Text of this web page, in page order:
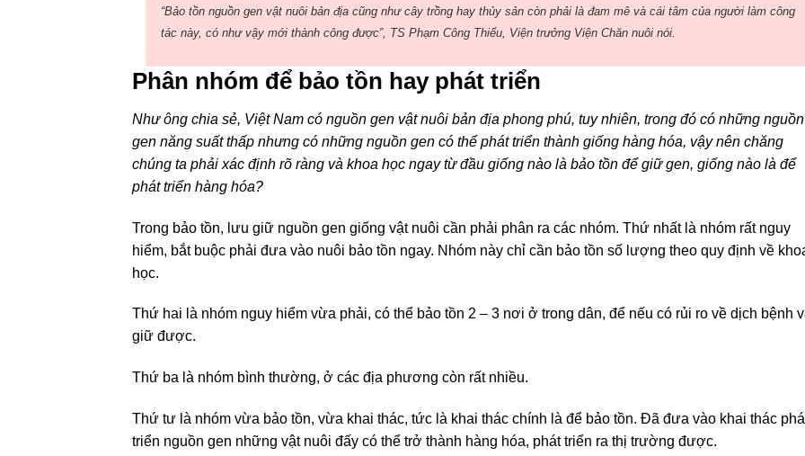
“Bảo tồn nguồn gen vật nuôi bản địa cũng như cây trồng hay thủy sản còn phải là đam mê và cái tâm của người làm công
tác này, có như vậy mới thành công được”, TS Phạm Công Thiếu, Viện trưởng Viện Chăn nuôi nói.
Phân nhóm để bảo tồn hay phát triển
Như ông chia sẻ, Việt Nam có nguồn gen vật nuôi bản địa phong phú, tuy nhiên, trong đó có những nguồn
gen năng suất thấp nhưng có những nguồn gen có thể phát triển thành giống hàng hóa, vậy nên chăng
chúng ta phải xác định rõ ràng và khoa học ngay từ đầu giống nào là bảo tồn để giữ gen, giống nào là để
phát triển hàng hóa?
Trong bảo tồn, lưu giữ nguồn gen giống vật nuôi cần phải phân ra các nhóm. Thứ nhất là nhóm rất nguy
hiểm, bắt buộc phải đưa vào nuôi bảo tồn ngay. Nhóm này chỉ cần bảo tồn số lượng theo quy định về
học.
Thứ hai là nhóm nguy hiểm vừa phải, có thể bảo tồn 2 – 3 nơi ở trong dân, để nếu có rủi ro về dịch bệnh
giữ được.
Thứ ba là nhóm bình thường, ở các địa phương còn rất nhiều.
Thứ tư là nhóm vừa bảo tồn, vừa khai thác, tức là khai thác chính là để bảo tồn. Đã đưa vào khai thác
triển nguồn gen những vật nuôi đấy có thể trở thành hàng hóa, phát triển ra thị trường được.